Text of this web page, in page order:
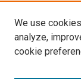
We use
analyze,
cookie